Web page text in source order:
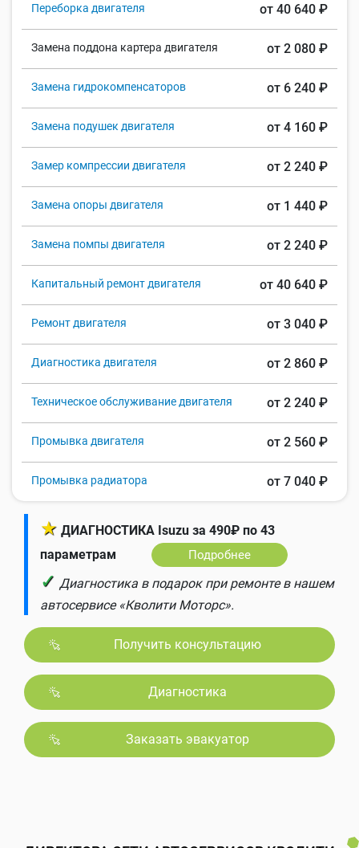
Переборка двигателя от 40 640 ₽
Замена поддона картера двигателя от 2 080 ₽
Замена гидрокомпенсаторов от 6 240 ₽
Замена подушек двигателя от 4 160 ₽
Замер компрессии двигателя от 2 240 ₽
Замена опоры двигателя от 1 440 ₽
Замена помпы двигателя от 2 240 ₽
Капитальный ремонт двигателя от 40 640 ₽
Ремонт двигателя от 3 040 ₽
Диагностика двигателя от 2 860 ₽
Техническое обслуживание двигателя от 2 240 ₽
Промывка двигателя от 2 560 ₽
Промывка радиатора от 7 040 ₽
★ ДИАГНОСТИКА Isuzu за 490₽ по 43
параметрам
Подробнее
✓ Диагностика в подарок при ремонте в нашем
автосервисе «Кволити Моторс».
Получить консультацию
Диагностика
Заказать эвакуатор